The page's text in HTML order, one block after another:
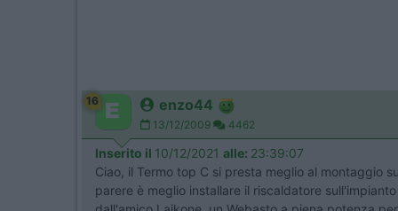
16 enzo44
13/12/2009 4462
Inserito il 10/12/2021 alle: 23:39:07
Ciao, il Termo top C si presta meglio al montaggio
parere è meglio installare il riscaldatore